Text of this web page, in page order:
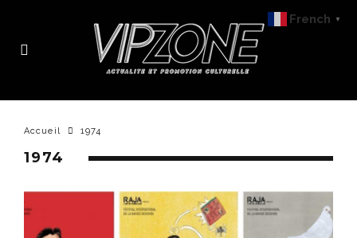
Accueil 1974
1974
French ▼